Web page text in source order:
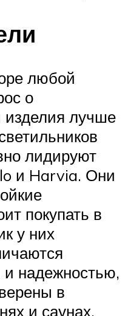
любой
о
изделия лучше
лидируют
и Harvia. Они
покупать в
у них
и надежностью,
в
и саунах.